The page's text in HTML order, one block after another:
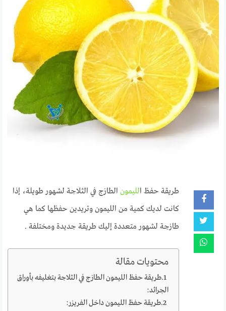
طريقة حفظ الليمون الطازج في الثلاجة لشهور طويلة، إذا
كانت لديك كمية من الليمون وتريدين حفظها كما هي
طازجة لشهور متعددة إليك طريقة جديدة ومختلفة .
محتويات مقالة
طريقة حفظ الليمون الطازج في الثلاجة بتغليفه بأوراق
الجرائد:
طريقة حفظ الليمون داخل الفريزر: